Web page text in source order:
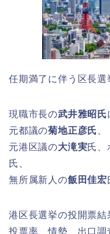
任期満了に伴う区長選
現職市長の武井雅昭氏
元都議の菊地正彦氏
元港区議の大滝実氏、
氏、
無所属新人の飯田佳宏
港区長選挙の投開票結
投票率、情勢、出口調